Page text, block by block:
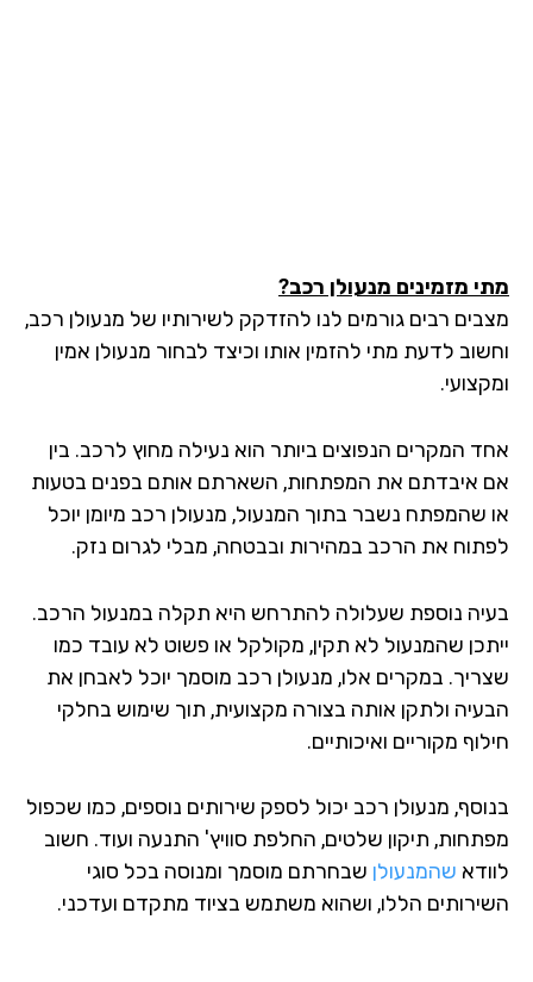
מזמינים מנעולן רכב?
רבים גורמים לנו להזדקק לשירותיו של מנעולן רכב,
לדעת מתי להזמין אותו וכיצד לבחור מנעולן אמין
המקרים הנפוצים ביותר הוא נעילה מחוץ לרכב. בין
איבדתם את המפתחות, השארתם אותם בפנים בטעות
שהמפתח נשבר בתוך המנעול, מנעולן רכב מיומן יוכל
את הרכב במהירות ובבטחה, מבלי לגרום נזק.
נוספת שעלולה להתרחש היא תקלה במנעול הרכב.
שהמנעול לא תקין, מקולקל או פשוט לא עובד כמו
במקרים אלו, מנעולן רכב מוסמך יוכל לאבחן את
ולתקן אותה בצורה מקצועית, תוך שימוש בחלקי
מקוריים ואיכותיים.
מנעולן רכב יכול לספק שירותים נוספים, כמו שכפול
תיקון שלטים, החלפת סוויץ' התנעה ועוד. חשוב
שהמנעולןשבחרתם מוסמך ומנוסה בכל סוגי
הללו, ושהוא משתמש בציוד מתקדם ועדכני.